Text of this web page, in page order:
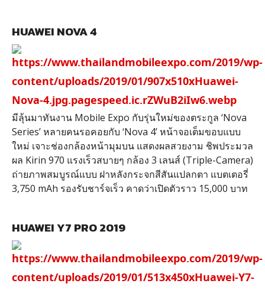
HUAWEI NOVA 4
มีลุ้นมาทันงาน Mobile Expo กับรุ่นใหม่ของตระกูล ‘Nova
Series’ หลายคนรอคอยกับ ‘Nova 4’ หน้าจอเต็มขอบแบบ
ใหม่ เจาะช่องกล้องหน้ามุมบน แสดงผลสวยงาม ชิพประมวล
ผล Kirin 970 แรงเร็วสบายๆ กล้อง 3 เลนส์ (Triple-Camera)
ถ่ายภาพสมบูรณ์แบบ ฝาหลังกระจกสีสันแปลกตา แบตเตอรี่
3,750 mAh รองรับชาร์จเร็ว คาดว่าเปิดตัวราว 15,000 บาท
HUAWEI Y7 PRO 2019